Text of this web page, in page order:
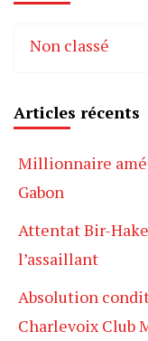
Non classé
Articles récents
Millionnaire
Gabon
Attentat Bir-
l’assaillant
Absolution
Charlevoix Club